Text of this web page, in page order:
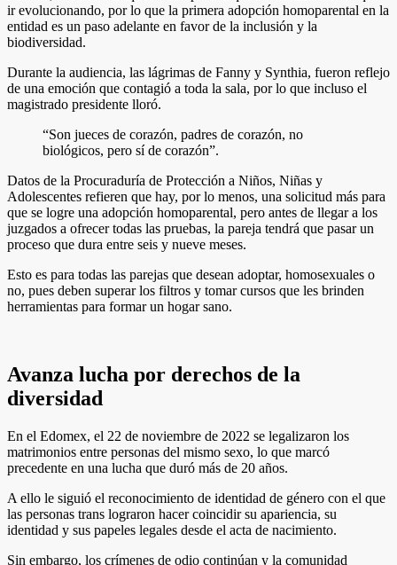
ir evolucionando, por lo que la primera adopción homoparental en la
entidad es un paso adelante en favor de la inclusión y la
biodiversidad.
Durante la audiencia, las lágrimas de Fanny y Synthia, fueron reflejo
de una emoción que contagió a toda la sala, por lo que incluso el
magistrado presidente lloró.
“Son jueces de corazón, padres de corazón, no
biológicos, pero sí de corazón”.
Datos de la Procuraduría de Protección a Niños, Niñas y
Adolescentes refieren que hay, por lo menos, una solicitud más para
que se logre una adopción homoparental, pero antes de llegar a los
juzgados a ofrecer todas las pruebas, la pareja tendrá que pasar un
proceso que dura entre seis y nueve meses.
Esto es para todas las parejas que desean adoptar, homosexuales o
no, pues deben superar los filtros y tomar cursos que les brinden
herramientas para formar un hogar sano.
Avanza lucha por derechos de la
diversidad
En el Edomex, el 22 de noviembre de 2022 se legalizaron los
matrimonios entre personas del mismo sexo, lo que marcó
precedente en una lucha que duró más de 20 años.
A ello le siguió el reconocimiento de identidad de género con el que
las personas trans lograron hacer coincidir su apariencia, su
identidad y sus papeles legales desde el acta de nacimiento.
Sin embargo, los crímenes de odio continúan y la comunidad